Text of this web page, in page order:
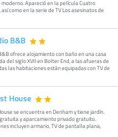
Apareció en la película Cuatro
como en la serie de TV Los asesinatos de
B&B
ofrece alojamiento con baño en una casa
del siglo XVII en Bolter End, a las afueras de
las habitaciones están equipadas con TV de
House
se encuentra en Denham y tiene jardín.
y aparcamiento privado gratuito.
incluyen armario, TV de pantalla plana,